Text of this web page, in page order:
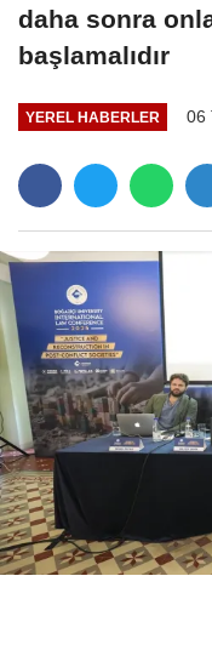
daha sonra
başlamalıdır
YEREL HABERLER 06